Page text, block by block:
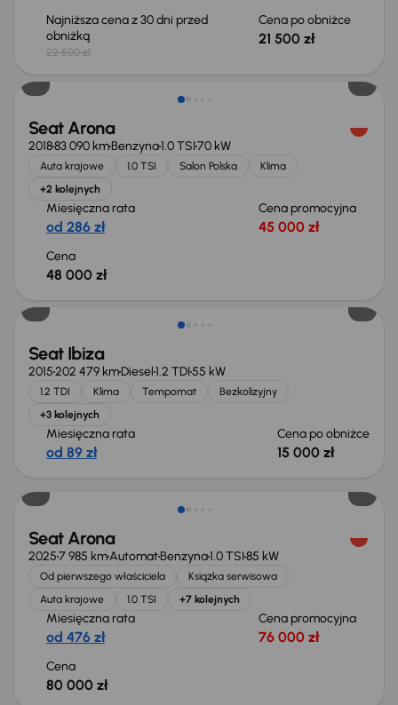
Najniższa cena z 30 dni przed
obniżką
22 500 zł
Cena po obniżce
21 500 zł
Świeżo skupione
Seat Arona
201883 090 kmBenzyna1.0 TSI70 kW
Auta krajowe 1.0 TSI Salon Polska
Klima
+2 kolejnych
Miesięczna rata
od 286 zł
Cena promocyjna
45 000 zł
Cena
48 000 zł
Taniej o 1 000 zł
Seat Ibiza
2015202 479 kmDiesel1.2 TDI55 kW
1.2 TDI Klima Tempomat
Bezkolizyjny
+3 kolejnych
Miesięczna rata
od 89 zł
Cena po obniżce
15 000 zł
Seat Arona
20257 985 kmAutomatBenzyna1.0 TSI85 kW
Od pierwszego właściciela
Książka serwisowa
Auta krajowe
1.0 TSI +7 kolejnych
Miesięczna rata
od 476 zł
Cena promocyjna
76 000 zł
Cena
80 000 zł
Taniej o 2 000 zł